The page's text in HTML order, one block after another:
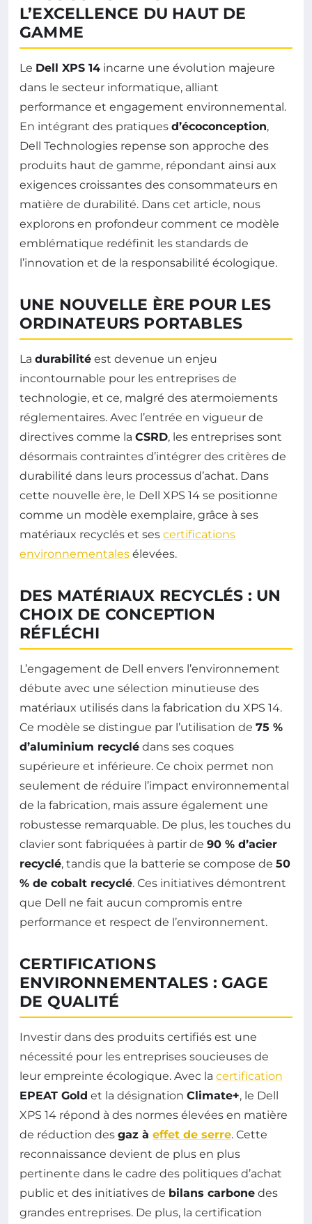
L’EXCELLENCE DU HAUT DE
GAMME
Le Dell XPS 14 incarne une évolution majeure
dans le secteur informatique, alliant
performance et engagement environnemental.
En intégrant des pratiques d’écoconception,
Dell Technologies repense son approche des
produits haut de gamme, répondant ainsi aux
exigences croissantes des consommateurs en
matière de durabilité. Dans cet article, nous
explorons en profondeur comment ce modèle
emblématique redéfinit les standards de
l’innovation et de la responsabilité écologique.
UNE NOUVELLE ÈRE POUR LES
ORDINATEURS PORTABLES
La durabilité est devenue un enjeu
incontournable pour les entreprises de
technologie, et ce, malgré des atermoiements
réglementaires. Avec l’entrée en vigueur de
directives comme la CSRD, les entreprises sont
désormais contraintes d’intégrer des critères de
durabilité dans leurs processus d’achat. Dans
cette nouvelle ère, le Dell XPS 14 se positionne
comme un modèle exemplaire, grâce à ses
matériaux recyclés et ses certifications
environnementales élevées.
DES MATÉRIAUX RECYCLÉS : UN
CHOIX DE CONCEPTION
RÉFLÉCHI
L’engagement de Dell envers l’environnement
débute avec une sélection minutieuse des
matériaux utilisés dans la fabrication du XPS 14.
Ce modèle se distingue par l’utilisation de 75 %
d’aluminium recyclé dans ses coques
supérieure et inférieure. Ce choix permet non
seulement de réduire l’impact environnemental
de la fabrication, mais assure également une
robustesse remarquable. De plus, les touches du
clavier sont fabriquées à partir de 90 % d’acier
recyclé, tandis que la batterie se compose de 50
% de cobalt recyclé. Ces initiatives démontrent
que Dell ne fait aucun compromis entre
performance et respect de l’environnement.
CERTIFICATIONS
ENVIRONNEMENTALES : GAGE
DE QUALITÉ
Investir dans des produits certifiés est une
nécessité pour les entreprises soucieuses de
leur empreinte écologique. Avec la certification
EPEAT Gold et la désignation Climate+, le Dell
XPS 14 répond à des normes élevées en matière
de réduction des gaz à effet de serre. Cette
reconnaissance devient de plus en plus
pertinente dans le cadre des politiques d’achat
public et des initiatives de bilans carbone des
grandes entreprises. De plus, la certification